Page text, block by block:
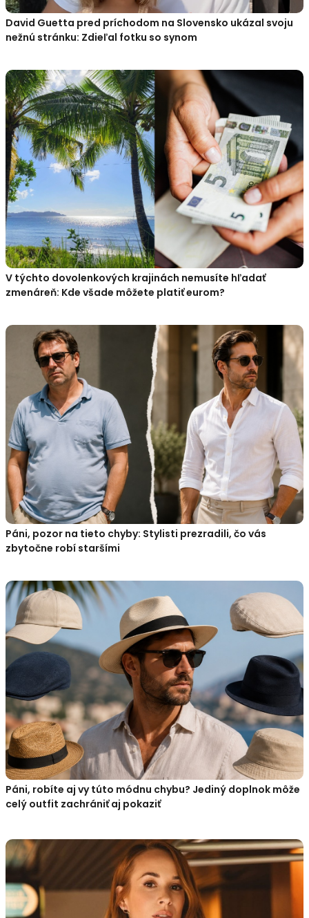
David Guetta pred príchodom na Slovensko ukázal svoju
nežnú stránku: Zdieľal fotku so synom
V týchto dovolenkových krajinách nemusíte hľadať
zmenáreň: Kde všade môžete platiť eurom?
Páni, pozor na tieto chyby: Stylisti prezradili, čo vás
zbytočne robí staršími
Páni, robíte aj vy túto módnu chybu? Jediný doplnok môže
celý outfit zachrániť aj pokaziť